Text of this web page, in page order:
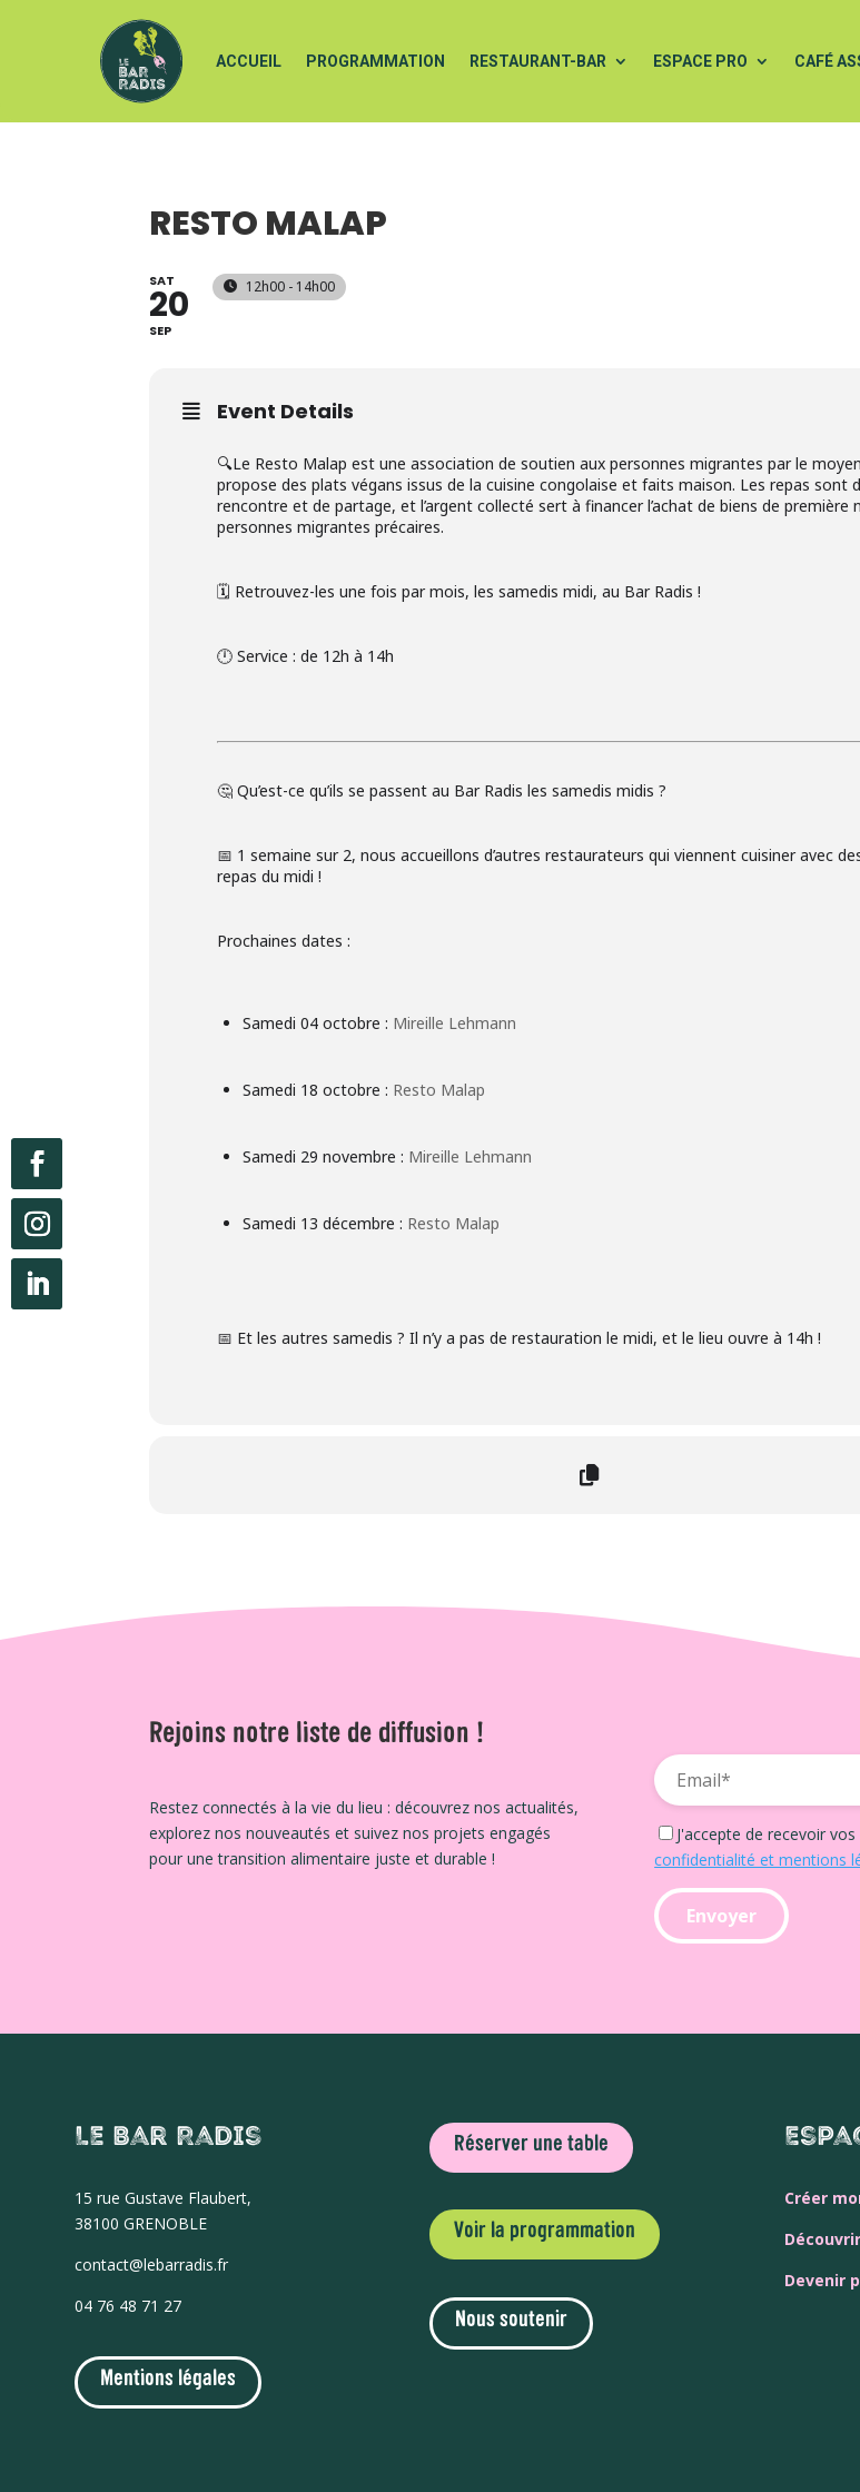
ACCUEIL PROGRAMMATION RESTAURANT-BAR ESPACE PRO CAFÉ
RESTO MALAP
SAT
20
SEP
12h00 - 14h00
Event Details
🔍Le Resto Malap est une association de soutien aux personnes migrantes par le
propose des plats végans issus de la cuisine congolaise et faits maison. Les repas sont
rencontre et de partage, et l’argent collecté sert à financer l’achat de biens de première
personnes migrantes précaires.
🗓️ Retrouvez-les une fois par mois, les samedis midi, au Bar Radis !
🕛 Service : de 12h à 14h
🤔 Qu’est-ce qu’ils se passent au Bar Radis les samedis midis ?
📅 1 semaine sur 2, nous accueillons d’autres restaurateurs qui viennent cuisiner avec
repas du midi !
Prochaines dates :
Samedi 04 octobre : Mireille Lehmann
Samedi 18 octobre : Resto Malap
Samedi 29 novembre : Mireille Lehmann
Samedi 13 décembre : Resto Malap
📅 Et les autres samedis ? Il n’y a pas de restauration le midi, et le lieu ouvre à 14h !
Rejoins notre liste de diffusion !
Restez connectés à la vie du lieu : découvrez nos actualités,
explorez nos nouveautés et suivez nos projets engagés
pour une transition alimentaire juste et durable !
J'accepte de recevoir
confidentialité et mentions
Le Bar Radis
15 rue Gustave Flaubert,
38100 GRENOBLE
contact@lebarradis.fr
04 76 48 71 27
Mentions légales
Réserver une table
Voir la programmation
Nous soutenir
Créer
Devenir